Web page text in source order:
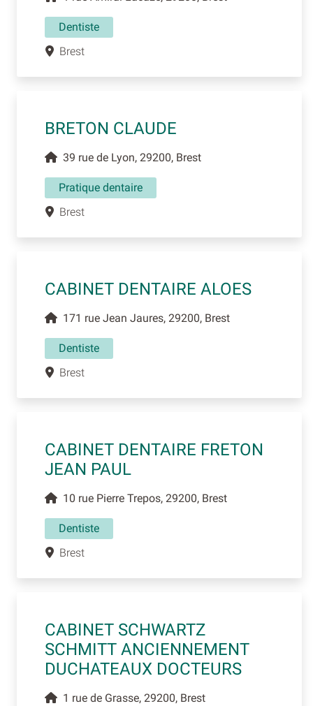
Dentiste
Brest
BRETON CLAUDE
39 rue de Lyon, 29200, Brest
Pratique dentaire
Brest
CABINET DENTAIRE ALOES
171 rue Jean Jaures, 29200, Brest
Dentiste
Brest
CABINET DENTAIRE FRETON
JEAN PAUL
10 rue Pierre Trepos, 29200, Brest
Dentiste
Brest
CABINET SCHWARTZ
SCHMITT ANCIENNEMENT
DUCHATEAUX DOCTEURS
1 rue de Grasse, 29200, Brest